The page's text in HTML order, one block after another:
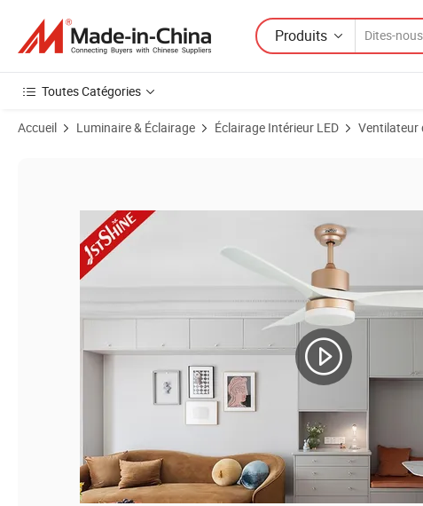
Produits
Toutes Catégories
Accueil Luminaire & Éclairage Éclairage Intérieur LED Ventilateur
Images du produit de 1stshine Ventilateur de plafond LED design coloré